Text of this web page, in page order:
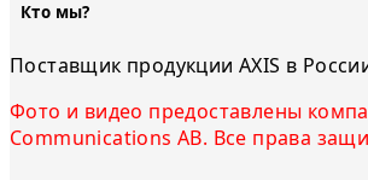
Кто мы?
Поставщик продукции AXIS в
Фото и видео предоставлены
Communications AB. Все права